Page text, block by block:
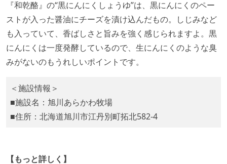
『和乾酪』の“黒にんにくしょうゆ”は、黒にんにくのペー
ストが入った醤油にチーズを漬け込んだもの。しじみなど
も入っていて、香ばしさと旨みを強く感じられますよ。黒
にんにくは一度発酵しているので、生にんにくのような臭
みがないのもうれしいポイントです。
＜施設情報＞
■施設名：旭川あらかわ牧場
■住所：北海道旭川市江丹別町拓北582-4
【もっと詳しく】